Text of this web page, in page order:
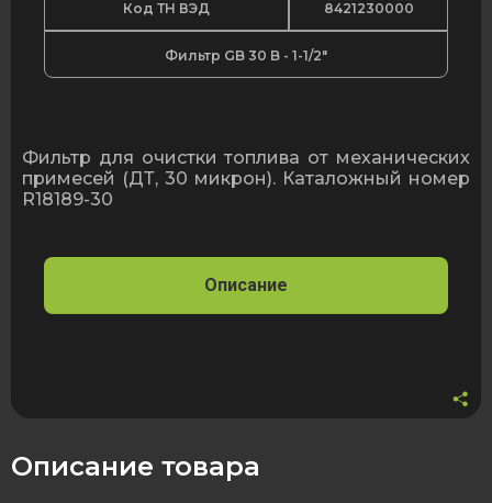
Код ТН ВЭД 8421230000
Фильтр GB 30 B - 1-1/2"
Фильтр для очистки топлива от механических
примесей (ДТ, 30 микрон). Каталожный номер
R18189-30
Описание
Описание товара